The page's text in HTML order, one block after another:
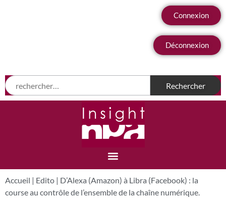
Connexion
Déconnexion
Accueil | Edito | D’Alexa (Amazon) à Libra (Facebook) : la
course au contrôle de l’ensemble de la chaîne numérique.